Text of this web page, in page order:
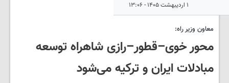
۱ اردیبهشت ۱۴۰۵ - ۱۳:۰۶
معاون وزیر راه:
محور خوی–قطور–رازی شاهراه توسعه
مبادلات ایران و ترکیه می‌شود